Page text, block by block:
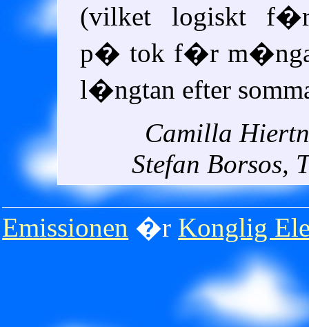
(vilket logiskt
p� tok f�r m�nga
l�ngtan efter
Camilla
Stefan Borsos,
Emissionen �r Konglig